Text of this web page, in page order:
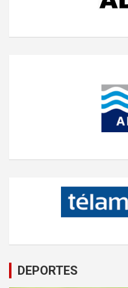
DEPORTES